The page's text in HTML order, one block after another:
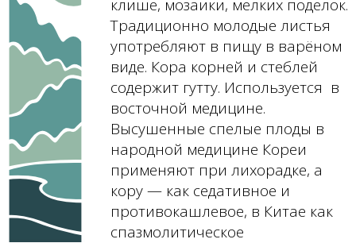
клише, мозаики, мелких поделок.
Традиционно молодые листья
употребляют в пищу в варёном
виде. Кора корней и стеблей
содержит гутту. Используется в
восточной медицине.
Высушенные спелые плоды в
народной медицине Кореи
применяют при лихорадке, а
кору — как седативное и
противокашлевое, в Китае как
спазмолитическое